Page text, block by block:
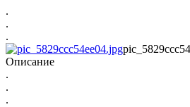
.
.
.
Описание
.
.
.